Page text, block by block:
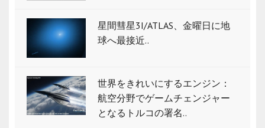
星間彗星3I/ATLAS、金曜日に地
球へ最接近..
世界をきれいにするエンジン：
航空分野でゲームチェンジャー
となるトルコの署名..